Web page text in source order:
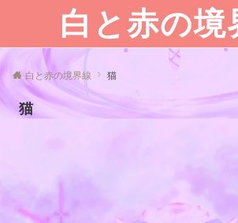
白と赤の境
白と赤の境界線 猫
猫